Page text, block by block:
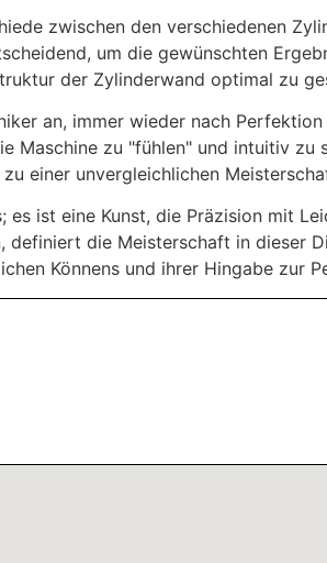
zwischen den verschiedenen
um die gewünschten
der Zylinderwand optimal zu
an, immer wieder nach
Maschine zu "fühlen" und intuitiv
einer unvergleichlichen
ist eine Kunst, die Präzision mit
die Meisterschaft in dieser
Könnens und ihrer Hingabe zur